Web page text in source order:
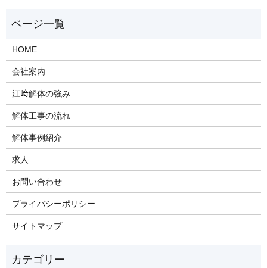
HOME
会社案内
江﨑解体の強み
解体工事の流れ
解体事例紹介
求人
お問い合わせ
プライバシーポリシー
サイトマップ